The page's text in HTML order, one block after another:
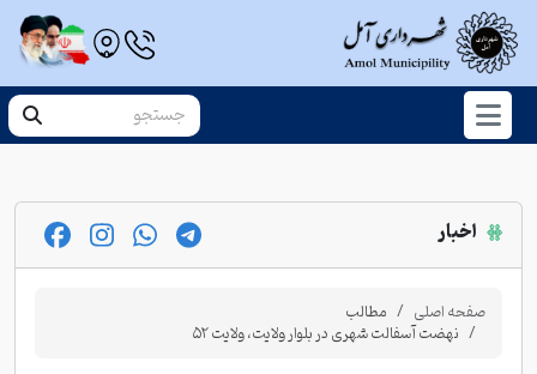
اخبار
صفحه اصلی مطالب
نهضت آسفالت شهری در بلوار ولایت، ولایت ۵۲